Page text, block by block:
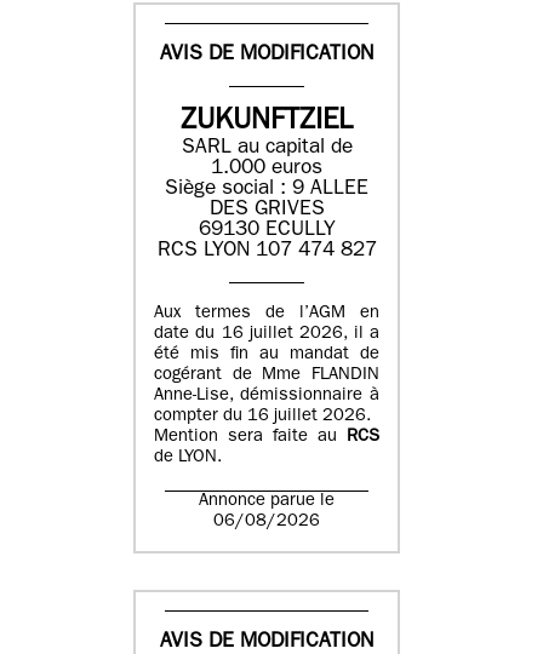
AVIS DE MODIFICATION
ZUKUNFTZIEL
SARL au capital de
1.000 euros
Siège social : 9 ALLEE
DES GRIVES
69130 ECULLY
RCS LYON 107 474 827
Aux termes de l’AGM en
date du 16 juillet 2026, il a
été mis fin au mandat de
cogérant de Mme FLANDIN
Anne-Lise, démissionnaire à
compter du 16 juillet 2026.
Mention sera faite au RCS
de LYON.
Annonce parue le
06/08/2026
AVIS DE MODIFICATION